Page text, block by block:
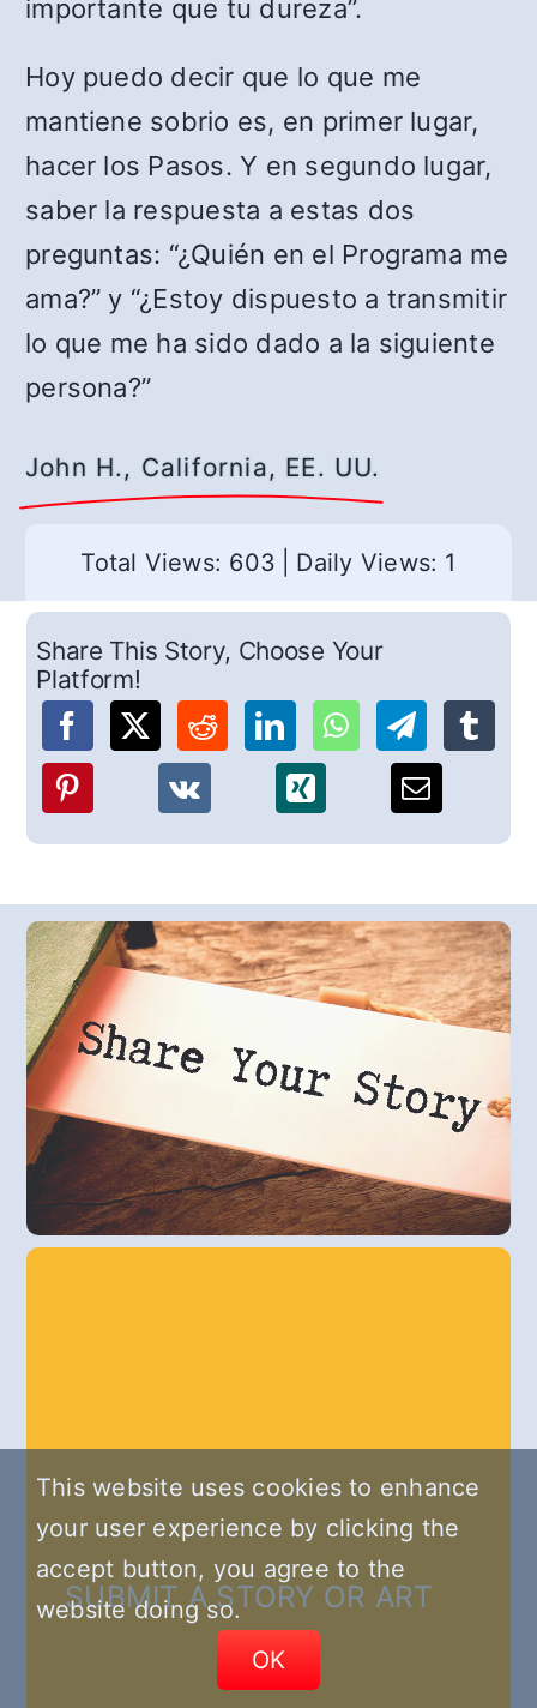
importante que tu dureza”.
Hoy puedo decir que lo que me
mantiene sobrio es, en primer lugar,
hacer los Pasos. Y en segundo lugar,
saber la respuesta a estas dos
preguntas: “¿Quién en el Programa me
ama?” y “¿Estoy dispuesto a transmitir
lo que me ha sido dado a la siguiente
persona?”
John H., California, EE. UU.
Total Views: 603 Daily Views: 1
Share This Story, Choose Your
Platform!
SUBMIT A STORY OR ART
This website uses cookies to enhance
your user experience by clicking the
accept button, you agree to the
website doing so.
OK